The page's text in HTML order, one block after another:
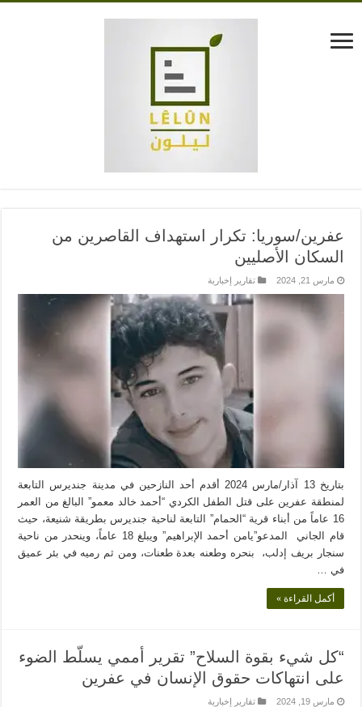
عفرين/سوريا: تكرار استهداف القاصرين من
السكان الأصليين
مارس 21, 2024 تقارير إخبارية
بتاريخ 13 آذار/مارس 2024 أقدم أحد النازحين في مدينة جنديرس التابعة
لمنطقة عفرين على قتل الطفل الكردي “أحمد خالد معمو” البالغ من العمر
16 عاماً من أبناء قرية “الحمام” التابعة لناحية جنديرس بطريقة شنيعة، حيث
قام الجاني المدعو”يامن أحمد الإبراهيم” ويبلغ 18 عاماً، وينحدر من ناحية
سنجار بريف إدلب، بنحره وطعنه بعدة طعنات، ومن ثم رميه في بئر عميق
في …
أكمل القراءة »
“كل شيء بقوة السلاح” تقرير أممي يسلّط الضوء
على انتهاكات حقوق الإنسان في عفرين
مارس 19, 2024 تقارير إخبارية